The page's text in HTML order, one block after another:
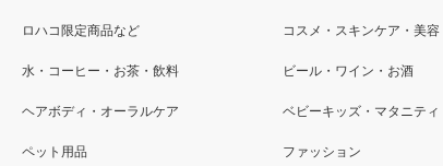
ロハコ限定商品など コスメ・スキンケア・美容
水・コーヒー・お茶・飲料 ビール・ワイン・お酒
ヘアボディ・オーラルケア ベビーキッズ・マタニティ
ペット用品 ファッション